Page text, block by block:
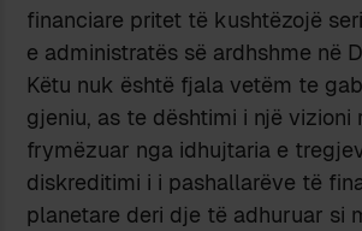
financiare pritet të kushtëzojë
e administratës së ardhshme në
Këtu nuk është fjala vetëm te
gjeniu, as te dështimi i një vizioni
frymëzuar nga idhujtaria e
diskreditimi i i pashallarëve të
planetare deri dje të adhuruar si